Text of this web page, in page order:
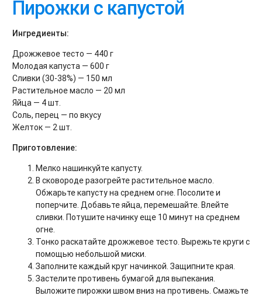
Пирожки с капустой
Ингредиенты:
Дрожжевое тесто — 440 г
Молодая капуста — 600 г
Сливки (30-38%) — 150 мл
Растительное масло — 20 мл
Яйца — 4 шт.
Соль, перец — по вкусу
Желток — 2 шт.
Приготовление:
Мелко нашинкуйте капусту.
В сковороде разогрейте растительное масло.
Обжарьте капусту на среднем огне. Посолите и
поперчите. Добавьте яйца, перемешайте. Влейте
сливки. Потушите начинку еще 10 минут на среднем
огне.
Тонко раскатайте дрожжевое тесто. Вырежьте круги с
помощью небольшой миски.
Заполните каждый круг начинкой. Защипните края.
Застелите противень бумагой для выпекания.
Выложите пирожки швом вниз на противень. Смажьте